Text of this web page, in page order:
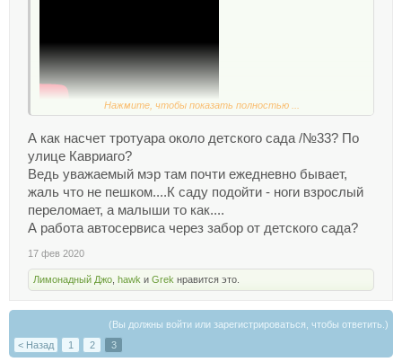
Нажмите, чтобы показать полностью ...
А как насчет тротуара около детского сада /№33? По
улице Кавриаго?
Ведь уважаемый мэр там почти ежедневно бывает,
жаль что не пешком....К саду подойти - ноги взрослый
переломает, а малыши то как....
А работа автосервиса через забор от детского сада?
17 фев 2020
Лимонадный Джо hawk и Grek нравится это.
(Вы должны войти или зарегистрироваться, чтобы ответить.)
< Назад
1 2 3